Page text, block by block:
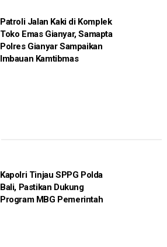
Patroli Jalan Kaki di Komplek
Toko Emas Gianyar, Samapta
Polres Gianyar Sampaikan
Imbauan Kamtibmas
Kapolri Tinjau SPPG Polda
Bali, Pastikan Dukung
Program MBG Pemerintah